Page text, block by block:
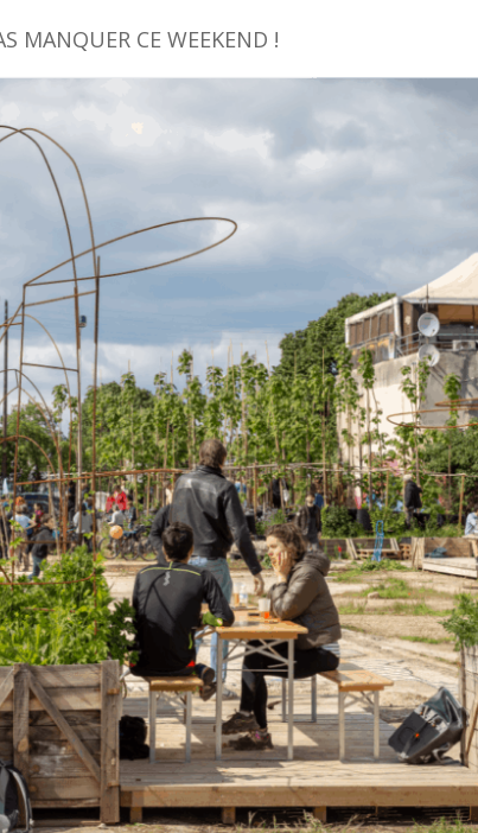
MANQUER CE WEEKEND !